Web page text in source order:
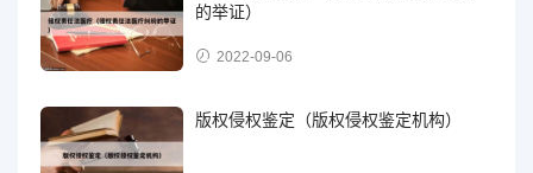
的举证）
2022-09-06
版权侵权鉴定（版权侵权鉴定机构）